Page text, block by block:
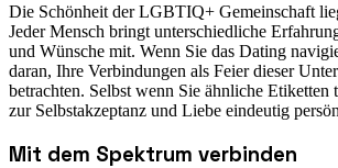
Die Schönheit der LGBTIQ+ Gemeinschaft
Jeder Mensch bringt unterschiedliche
und Wünsche mit. Wenn Sie das Dating
daran, Ihre Verbindungen als Feier dieser
betrachten. Selbst wenn Sie ähnliche Etiketten
zur Selbstakzeptanz und Liebe eindeutig
Mit dem Spektrum verbinden